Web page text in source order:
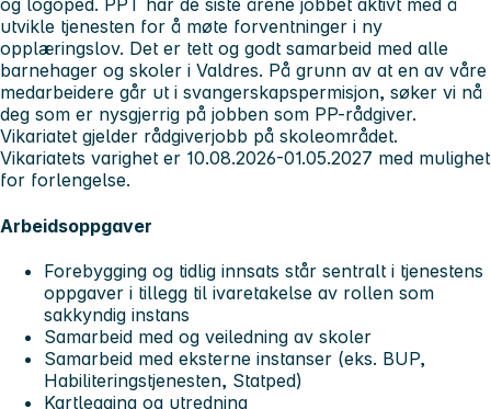
og logoped. PPT har de siste årene jobbet aktivt med å
utvikle tjenesten for å møte forventninger i ny
opplæringslov. Det er tett og godt samarbeid med alle
barnehager og skoler i Valdres. På grunn av at en av våre
medarbeidere går ut i svangerskapspermisjon, søker vi nå
deg som er nysgjerrig på jobben som PP-rådgiver.
Vikariatet gjelder rådgiverjobb på skoleområdet.
Vikariatets varighet er 10.08.2026-01.05.2027 med mulighet
for forlengelse.
Arbeidsoppgaver
Forebygging og tidlig innsats står sentralt i tjenestens
oppgaver i tillegg til ivaretakelse av rollen som
sakkyndig instans
Samarbeid med og veiledning av skoler
Samarbeid med eksterne instanser (eks. BUP,
Habiliteringstjenesten, Statped)
Kartlegging og utredning